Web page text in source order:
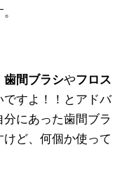
歯間ブラシやフロス
ですよ！！とアドバ
にあった歯間ブラ
ど、何個か使って